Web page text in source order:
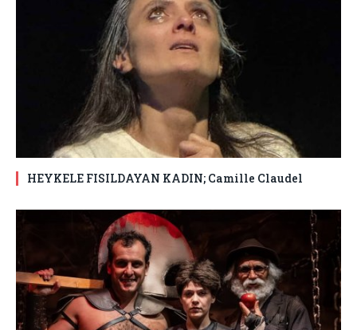
HEYKELE FISILDAYAN KADIN; Camille Claudel